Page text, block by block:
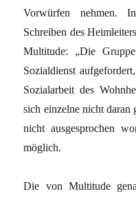
Vorwürfen nehmen.
Schreiben des
Multitude: „Die
Sozialdienst
Sozialarbeit des
sich einzelne nicht daran
nicht ausgesprochen
möglich.
Die von Multitude